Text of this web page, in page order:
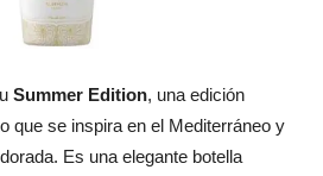
Summer Edition, una edición
que se inspira en el Mediterráneo y
Es una elegante botella